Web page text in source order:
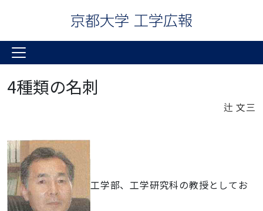
4種類の名刺
辻 文三
工学部、工学研究科の教授としてお